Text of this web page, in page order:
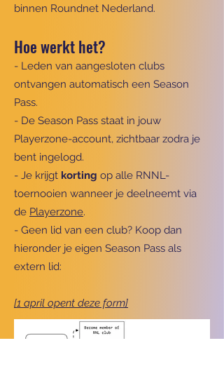
binnen Roundnet Nederland.
Hoe werkt het?
- Leden van aangesloten clubs
ontvangen automatisch een Season
Pass.
- De Season Pass staat in jouw
Playerzone-account, zichtbaar zodra je
bent ingelogd.
- Je krijgt korting op alle RNNL-
toernooien wanneer je deelneemt via
de Playerzone.
- Geen lid van een club? Koop dan
hieronder je eigen Season Pass als
extern lid:
[1 april opent deze form]